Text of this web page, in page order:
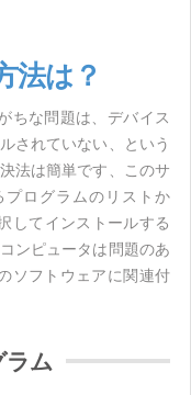
法は？
ちな問題は、デバイス
されていない、という
法は簡単です、このサ
プログラムのリストか
してインストールする
ンピュータは問題のあ
ソフトウェアに関連付
ラム